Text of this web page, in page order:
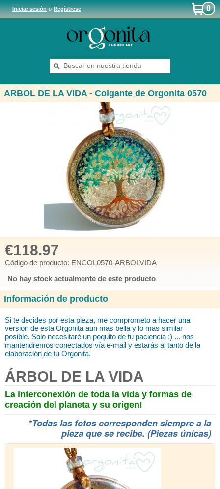
Iniciar sesiónoRegístrese 0
ARBOL DE LA VIDA - Colgante de Orgonita 0570
€118.97
Código de producto: ENCOL0570-ARBOLVIDA
No hay stock actualmente de este producto
Información de producto
Si te decides por esta pieza, me comprometo a hacer una
versión de esta Orgonita aun mas bella y lo mas similar
posible. Solo necesitaré un poquito de tu paciencia ;) ... nos
mantendremos conectados vía e-mail y estarás al tanto de la
elaboración de tu Orgonita.
ÁRBOL DE LA VIDA
La interconexión de toda la vida y formas de
creación del planeta y su origen!
*Todas las fotos corresponden siempre a la
pieza que se recibe. (Piezas únicas)